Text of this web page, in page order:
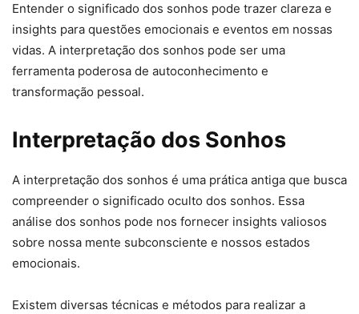
Entender o significado dos sonhos pode trazer clareza e
insights para questões emocionais e eventos em nossas
vidas. A interpretação dos sonhos pode ser uma
ferramenta poderosa de autoconhecimento e
transformação pessoal.
Interpretação dos Sonhos
A interpretação dos sonhos é uma prática antiga que busca
compreender o significado oculto dos sonhos. Essa
análise dos sonhos pode nos fornecer insights valiosos
sobre nossa mente subconsciente e nossos estados
emocionais.
Existem diversas técnicas e métodos para realizar a